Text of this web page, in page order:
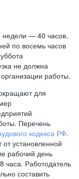
недели — 40 часов.
по восемь часов
не должна
работы.
для
Перечень
кодекса РФ.
установленной
рабочий день
часа. Работодатель
составить